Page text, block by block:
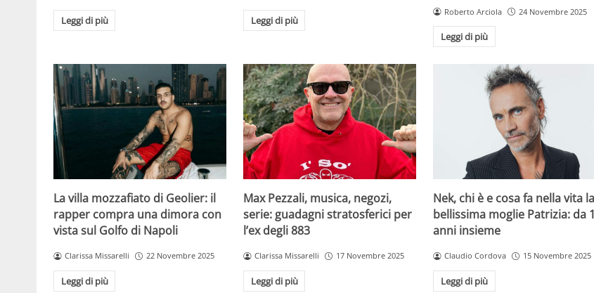
Leggi di più Leggi di più
Roberto Arciola 24 Novembre 2025
Leggi di più
La villa mozzafiato di Geolier: il
rapper compra una dimora con
vista sul Golfo di Napoli
Clarissa Missarelli 22 Novembre 2025
Leggi di più
Max Pezzali, musica, negozi,
serie: guadagni stratosferici per
l’ex degli 883
Clarissa Missarelli 17 Novembre 2025
Leggi di più
Nek, chi è e cosa fa nella vita la
bellissima moglie Patrizia: da
anni insieme
Claudio Cordova 15 Novembre 2025
Leggi di più